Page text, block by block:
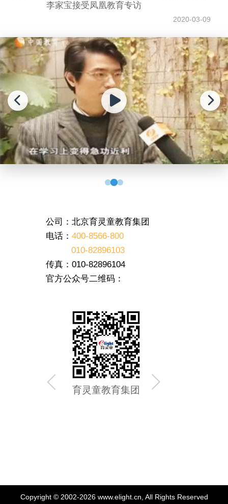
李家宝接受凤凰教育专访
2020-03-09
公司：北京育灵童教育集团
电话： 400-8566-800
010-82896103
传真：010-82896104
官方公众号二维码：
育灵童教育集团
Copyright © 2002-2026 www.elight.cn, All Rights Reserved